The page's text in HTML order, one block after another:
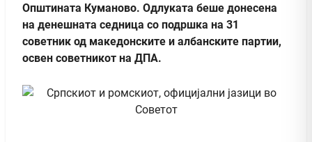
Општината Куманово. Одлуката беше донесена
на денешната седница со подршка на 31
советник од македонските и албанските партии,
освен советникот на ДПА.